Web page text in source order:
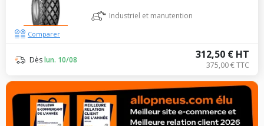
Industriel et manutention
312,50 € HT
375,00 € TTC
Dèslun. 10/08
Comparer